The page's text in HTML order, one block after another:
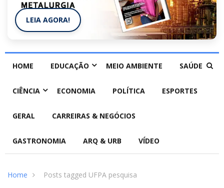
LEIA AGORA!
HOME EDUCAÇÃO MEIO AMBIENTE SAÚDE
CIÊNCIA ECONOMIA POLÍTICA ESPORTES
GERAL CARREIRAS & NEGÓCIOS
GASTRONOMIA ARQ & URB VÍDEO
Home Posts tagged UFPA pesquisa